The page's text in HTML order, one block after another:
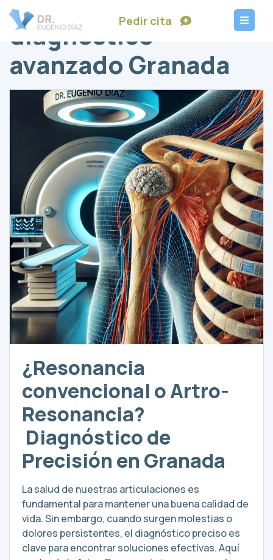
Pedir cita
diagnóstico
avanzado Granada
¿Resonancia
convencional o Artro-
Resonancia?
Diagnóstico de
Precisión en Granada
La salud de nuestras articulaciones es
fundamental para mantener una buena calidad de
vida. Sin embargo, cuando surgen molestias o
dolores persistentes, el diagnóstico preciso es
clave para encontrar soluciones efectivas. Aquí